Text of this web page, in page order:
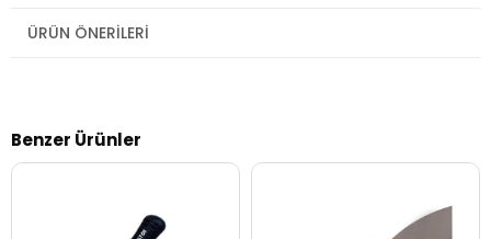
ÜRÜN ÖNERILERI
Benzer Ürünler